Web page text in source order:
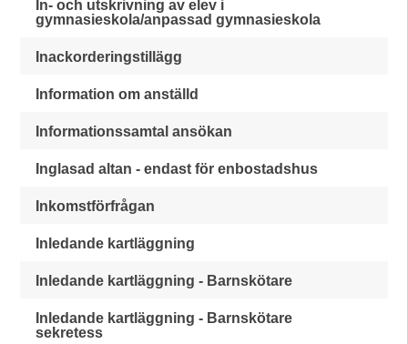
In- och utskrivning av elev i
gymnasieskola/anpassad gymnasieskola
Inackorderingstillägg
Information om anställd
Informationssamtal ansökan
Inglasad altan - endast för enbostadshus
Inkomstförfrågan
Inledande kartläggning
Inledande kartläggning - Barnskötare
Inledande kartläggning - Barnskötare
sekretess